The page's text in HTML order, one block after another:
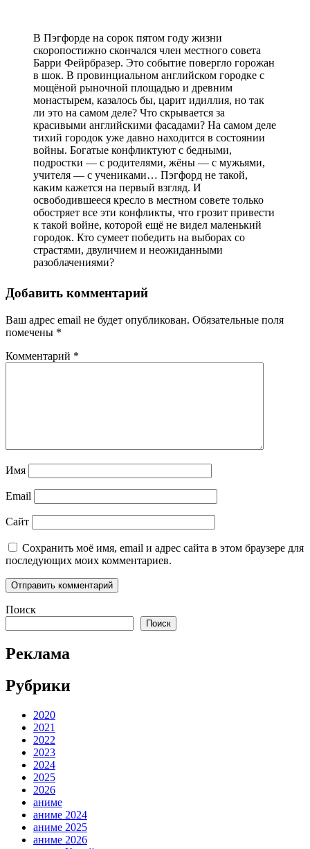
В Пэгфорде на сорок пятом году жизни
скоропостижно скончался член местного совета
Барри Фейрбразер. Это событие повергло горожан
в шок. В провинциальном английском городке с
мощёной рыночной площадью и древним
монастырем, казалось бы, царит идиллия, но так
ли это на самом деле? Что скрывается за
красивыми английскими фасадами? На самом деле
тихий городок уже давно находится в состоянии
войны. Богатые конфликтуют с бедными,
подростки — с родителями, жёны — с мужьями,
учителя — с учениками… Пэгфорд не такой,
каким кажется на первый взгляд. И
освободившееся кресло в местном совете только
обостряет все эти конфликты, что грозит привести
к такой войне, которой ещё не видел маленький
городок. Кто сумеет победить на выборах со
страстями, двуличием и неожиданными
разоблачениями?
Добавить комментарий
Ваш адрес email не будет опубликован. Обязательные поля
помечены *
Комментарий *
Имя
Email
Сайт
Сохранить моё имя, email и адрес сайта в этом браузере для
последующих моих комментариев.
Поиск
Поиск
Реклама
Рубрики
2020
2021
2022
2023
2024
2025
2026
аниме
аниме 2024
аниме 2025
аниме 2026